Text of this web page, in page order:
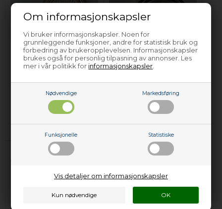
Om informasjonskapsler
Vi bruker informasjonskapsler. Noen for
grunnleggende funksjoner, andre for statistisk bruk og
forbedring av brukeropplevelsen. Informasjonskapsler
brukes også for personlig tilpasning av annonser. Les
mer i vår politikk for informasjonskapsler
Nødvendige Markedsføring
Funksjonelle Statistiske
Vis detaljer om informasjonskapsler
Halogen lyspære,
Constructa
(komplett)
769,00 NOK
Legg i kurven
Lev. 2-4 virkedager
Halogen lyspære,
Cooke & Lewis
(komplett)
719,00 NOK
Legg i kurven
Lev. 2-4 virkedager